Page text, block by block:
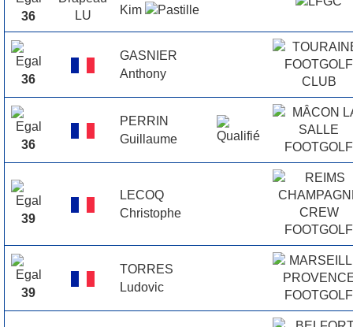
36
Kim
36
GASNIER
Anthony
36
PERRIN
Guillaume
39
LECOQ
Christophe
39
TORRES
Ludovic